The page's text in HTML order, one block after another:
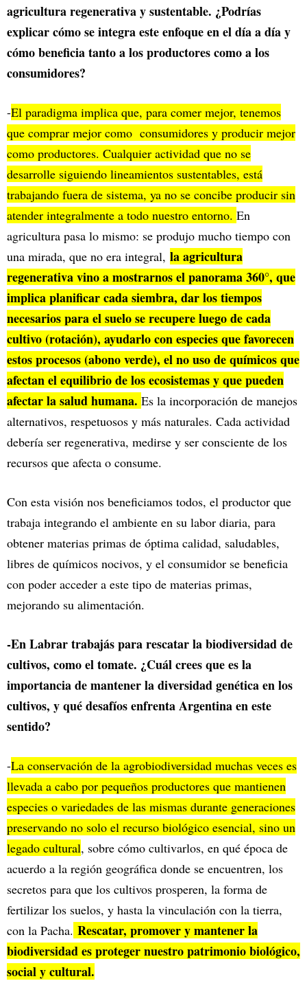
agricultura regenerativa y sustentable. ¿Podrías
explicar cómo se integra este enfoque en el día a día y
cómo beneficia tanto a los productores como a los
consumidores?
-El paradigma implica que, para comer mejor, tenemos
que comprar mejor como consumidores y producir mejor
como productores. Cualquier actividad que no se
desarrolle siguiendo lineamientos sustentables, está
trabajando fuera de sistema, ya no se concibe producir sin
atender integralmente a todo nuestro entorno. En
agricultura pasa lo mismo: se produjo mucho tiempo con
una mirada, que no era integral, la agricultura
regenerativa vino a mostrarnos el panorama 360°, que
implica planificar cada siembra, dar los tiempos
necesarios para el suelo se recupere luego de cada
cultivo (rotación), ayudarlo con especies que favorecen
estos procesos (abono verde), el no uso de químicos que
afectan el equilibrio de los ecosistemas y que pueden
afectar la salud humana. Es la incorporación de manejos
alternativos, respetuosos y más naturales. Cada actividad
debería ser regenerativa, medirse y ser consciente de los
recursos que afecta o consume.
Con esta visión nos beneficiamos todos, el productor que
trabaja integrando el ambiente en su labor diaria, para
obtener materias primas de óptima calidad, saludables,
libres de químicos nocivos, y el consumidor se beneficia
con poder acceder a este tipo de materias primas,
mejorando su alimentación.
-En Labrar trabajás para rescatar la biodiversidad de
cultivos, como el tomate. ¿Cuál crees que es la
importancia de mantener la diversidad genética en los
cultivos, y qué desafíos enfrenta Argentina en este
sentido?
-La conservación de la agrobiodiversidad muchas veces es
llevada a cabo por pequeños productores que mantienen
especies o variedades de las mismas durante generaciones
preservando no solo el recurso biológico esencial, sino un
legado cultural, sobre cómo cultivarlos, en qué época de
acuerdo a la región geográfica donde se encuentren, los
secretos para que los cultivos prosperen, la forma de
fertilizar los suelos, y hasta la vinculación con la tierra,
con la Pacha. Rescatar, promover y mantener la
biodiversidad es proteger nuestro patrimonio biológico,
social y cultural.